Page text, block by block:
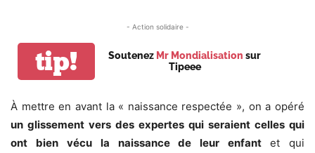
- Action solidaire -
tip! Soutenez Mr Mondialisation sur
Tipeee
À mettre en avant la « naissance respectée », on a opéré
un glissement vers des expertes qui seraient celles qui
ont bien vécu la naissance de leur enfantet qui